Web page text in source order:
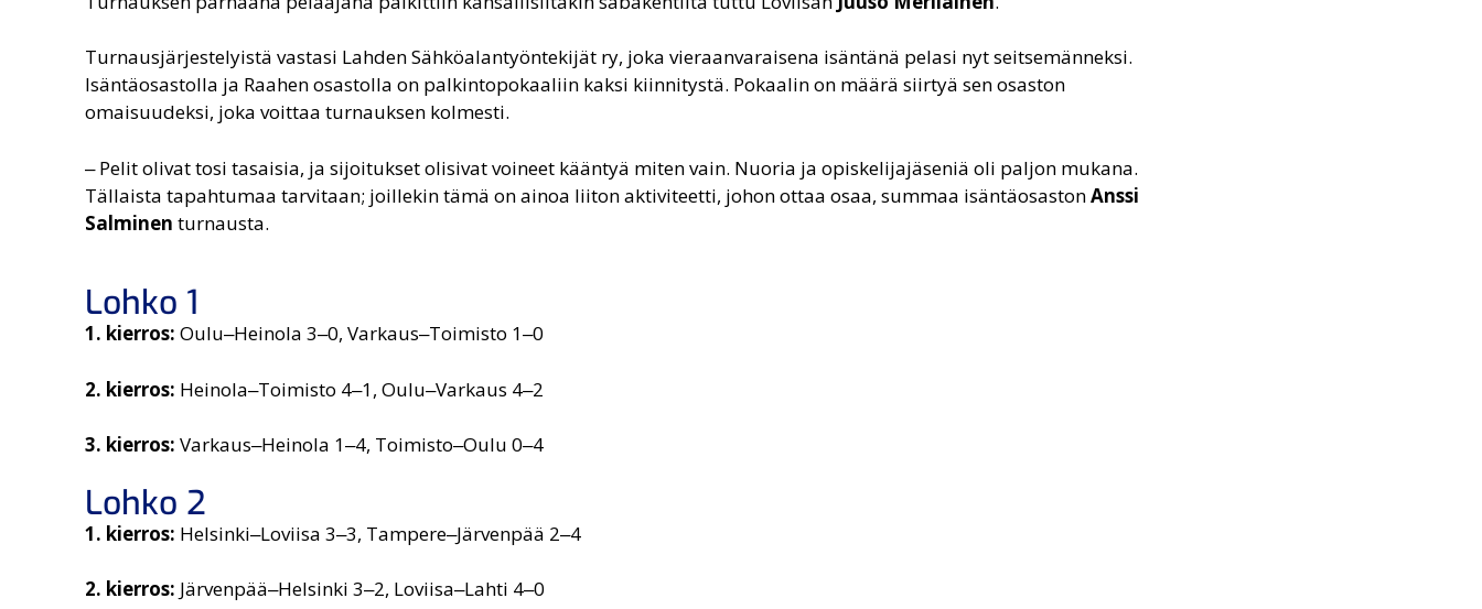
Turnausjärjestelyistä vastasi Lahden Sähköalantyöntekijät ry, joka vieraanvaraisena isäntänä pelasi nyt seitsemänneksi.
Isäntäosastolla ja Raahen osastolla on palkintopokaaliin kaksi kiinnitystä. Pokaalin on määrä siirtyä sen osaston
omaisuudeksi, joka voittaa turnauksen kolmesti.
‒ Pelit olivat tosi tasaisia, ja sijoitukset olisivat voineet kääntyä miten vain. Nuoria ja opiskelijajäseniä oli paljon mukana.
Tällaista tapahtumaa tarvitaan; joillekin tämä on ainoa liiton aktiviteetti, johon ottaa osaa, summaa isäntäosastonAnssi
Salminen turnausta.
Lohko 1
1. kierros:Oulu‒Heinola 3‒0, Varkaus‒Toimisto 1‒0
2. kierros: Heinola‒Toimisto 4‒1, Oulu‒Varkaus 4‒2
3. kierros:Varkaus‒Heinola 1‒4, Toimisto‒Oulu 0‒4
Lohko 2
1. kierros: Helsinki‒Loviisa 3‒3, Tampere‒Järvenpää 2‒4
2. kierros: Järvenpää‒Helsinki 3‒2, Loviisa‒Lahti 4‒0